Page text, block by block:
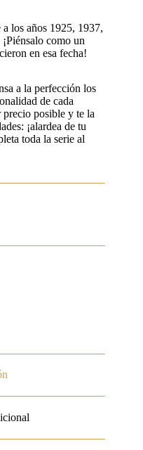
los años 1925, 1937,
como un
en esa fecha!
a la perfección los
de cada
posible y te la
¡alardea de tu
toda la serie al